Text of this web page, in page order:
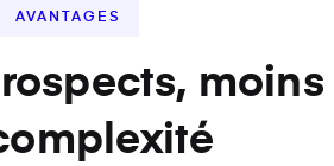
AVANTAGES
moins